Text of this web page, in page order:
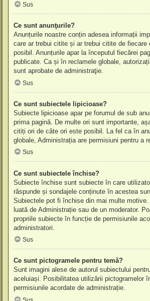
Sus
Ce sunt anunţurile?
Anunțurile noastre conțin adesea informații
care ar trebui citite și ar trebui citite de fiecare
posibil. Anunțurile apar la începutul fiecărei
publicate. Ca și în reclamele globale,
sunt aprobate de administraţie.
Sus
Ce sunt subiectele lipicioase?
Subiecte lipicioase apar pe forumul de sub
prima pagină. De multe ori sunt importante,
citiți ori de câte ori este posibil. La fel ca în
globale, Administrația are permisiuni pentru a
Sus
Ce sunt subiectele închise?
Subiecte închise sunt subiecte în care
răspunde și sondajele conținute în acestea
Subiectele pot fi închise din mai multe
luată de Administrație sau de un moderator.
propriile subiecte în funcție de permisiunile
administratori.
Sus
Ce sunt pictogramele pentru temă?
Sunt imagini alese de autorul subiectului
aceluiași. Posibilitatea utilizării pictogramelor
permisiunile acordate de administrație.